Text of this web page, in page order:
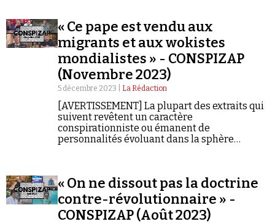
« Ce pape est vendu aux
migrants et aux wokistes
mondialistes » - CONSPIZAP
(Novembre 2023)
5 décembre 2023 | La Rédaction
[AVERTISSEMENT] La plupart des extraits qui
suivent revêtent un caractère
conspirationniste ou émanent de
personnalités évoluant dans la sphère
« On ne dissout pas la doctrine
contre-révolutionnaire » -
CONSPIZAP (Août 2023)